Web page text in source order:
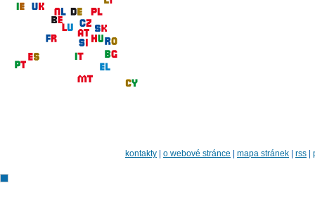
kontakty o webové stránce mapa stránek rss